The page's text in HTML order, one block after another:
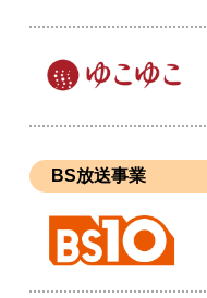
BS放送事業